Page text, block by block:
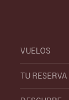
VUELOS
TU RESERVA